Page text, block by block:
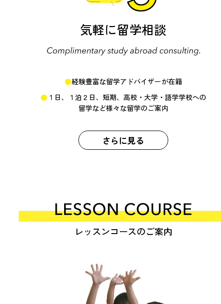
気軽に留学相談
経験豊富な留学アドバイザーが在籍
１日、１泊２日、短期、高校・大学・語学学校への
留学など様々な留学のご案内
さらに見る
レッスンコースのご案内